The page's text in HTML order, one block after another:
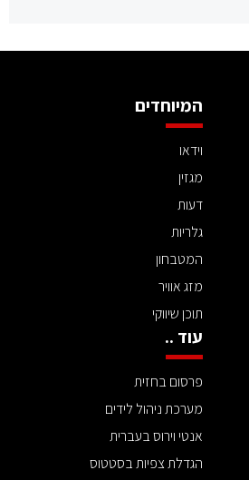
המיוחדים
וידאו
מגזין
דעות
גלריות
המטבחון
מזג אוויר
תוכן שיווקי
עוד ..
פרסום בחזית
מערכת ניהול לידים
אנטי וירוס בעברית
הגדלת צפיות בסטטוס